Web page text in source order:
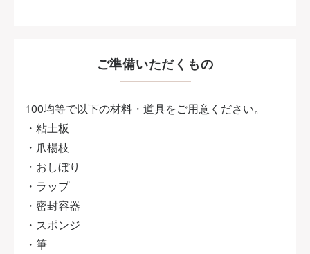
ご準備いただくもの
100均等で以下の材料・道具をご用意ください。
・粘土板
・爪楊枝
・おしぼり
・ラップ
・密封容器
・スポンジ
・筆